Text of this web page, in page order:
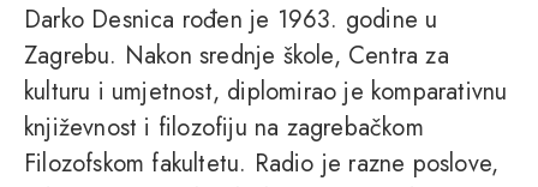
Darko Desnica rođen je 1963. godine u
Zagrebu. Nakon srednje škole, Centra za
kulturu i umjetnost, diplomirao je komparativnu
književnost i filozofiju na zagrebačkom
Filozofskom fakultetu. Radio je razne poslove,